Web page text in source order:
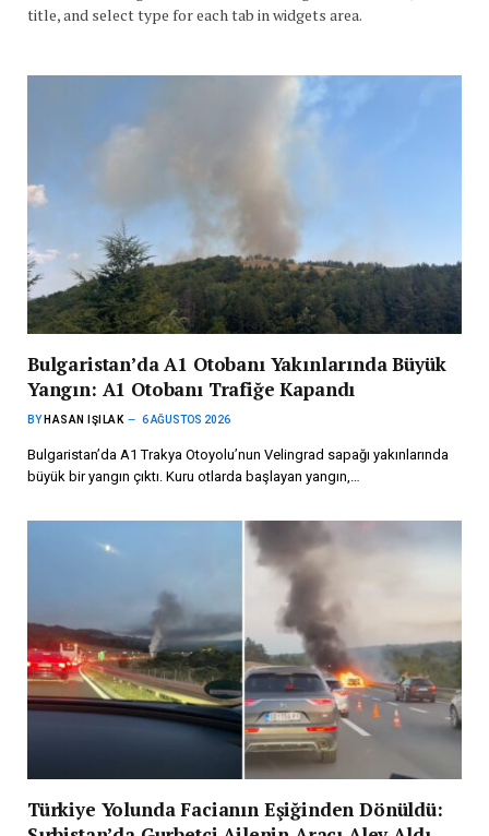
title, and select type for each tab in widgets area.
Bulgaristan’da A1 Otobanı Yakınlarında Büyük
Yangın: A1 Otobanı Trafiğe Kapandı
BY HASAN IŞILAK 6 AĞUSTOS 2026
Bulgaristan’da A1 Trakya Otoyolu’nun Velingrad sapağı yakınlarında
büyük bir yangın çıktı. Kuru otlarda başlayan yangın,…
Türkiye Yolunda Facianın Eşiğinden Dönüldü: